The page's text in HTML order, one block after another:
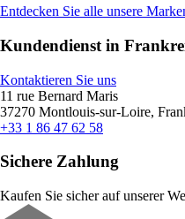
Entdecken Sie alle unsere
Kundendienst in
Kontaktieren Sie uns
11 rue Bernard Maris
37270 Montlouis-sur-Loire,
+33 1 86 47 62 58
Sichere Zahlung
Kaufen Sie sicher auf unserer